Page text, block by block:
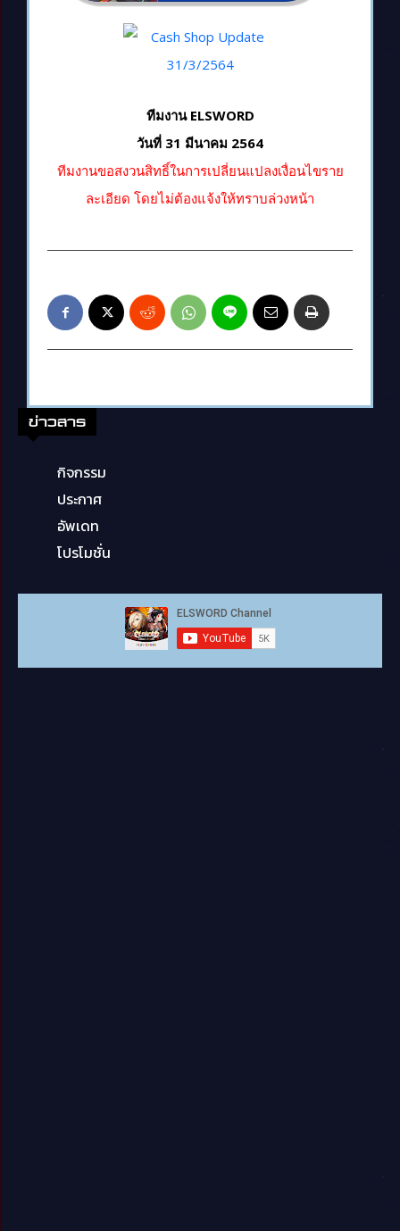
ทีมงาน ELSWORD
วันที่ 31 มีนาคม 2564
ทีมงานขอสงวนสิทธิ์ในการเปลี่ยนแปลงเงื่อนไขราย
ละเอียด โดยไม่ต้องแจ้งให้ทราบล่วงหน้า
ข่าวสาร
กิจกรรม
ประกาศ
อัพเดท
โปรโมชั่น